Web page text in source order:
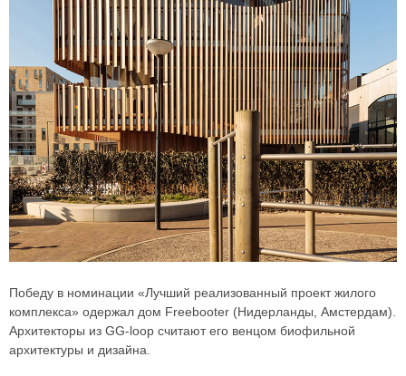
Победу в номинации «Лучший реализованный проект жилого
комплекса» одержал дом Freebooter (Нидерланды, Амстердам).
Архитекторы из GG-loop считают его венцом биофильной
архитектуры и дизайна.